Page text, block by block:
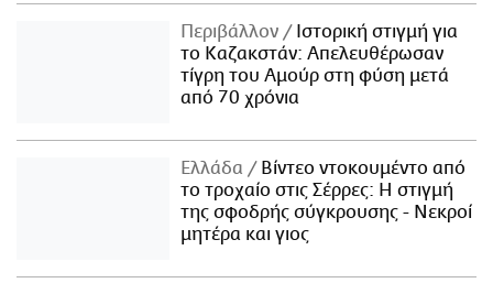
Περιβάλλον
Ιστορική στιγμή για
το Καζακστάν: Απελευθέρωσαν
τίγρη του Αμούρ στη φύση μετά
από 70 χρόνια
Ελλάδα
Βίντεο ντοκουμέντο από
το τροχαίο στις Σέρρες: Η στιγμή
της σφοδρής σύγκρουσης - Νεκροί
μητέρα και γιος